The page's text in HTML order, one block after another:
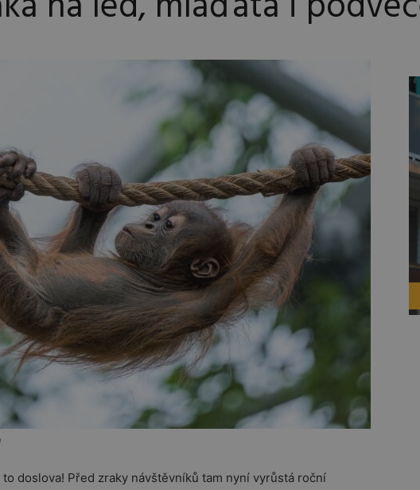
doslova! Před zraky návštěvníků tam nyní vyrůstá roční